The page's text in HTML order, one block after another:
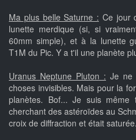
Ma plus belle Saturne : Ce jour
lunette merdique (si, si
60mm simple), et à la lunette
T1M du Pic. Y a t'il une planète
Uranus Neptune Pluton : Je ne
choses invisibles. Mais pour la
planètes. Bof... Je suis
cherchant des astéroïdes au
croix de diffraction et était saturée.